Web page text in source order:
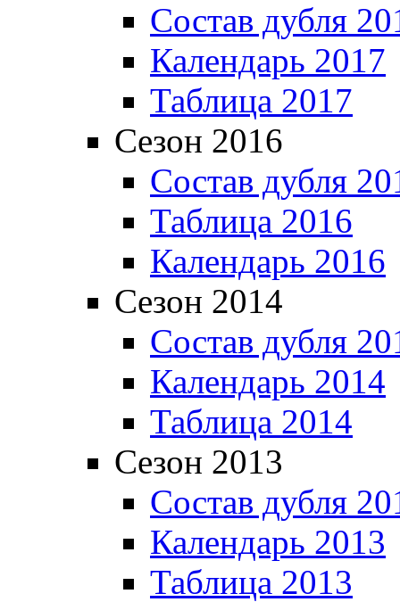
Состав дубля
Календарь 2017
Таблица 2017
Сезон 2016
Состав дубля
Таблица 2016
Календарь 2016
Сезон 2014
Состав дубля
Календарь 2014
Таблица 2014
Сезон 2013
Состав дубля
Календарь 2013
Таблица 2013